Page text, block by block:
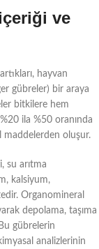
ve
hayvan
gübreler) bir araya
bitkilere hem
ila %50 oranında
maddelerden oluşur.
su arıtma
kalsiyum,
Organomineral
depolama, taşıma
gübrelerin
analizlerinin